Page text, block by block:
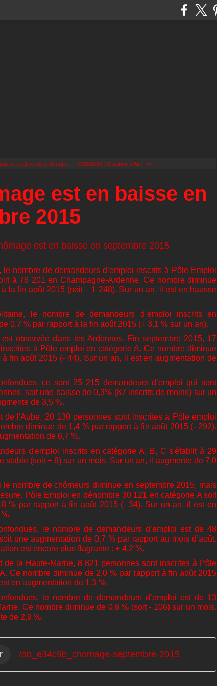
relative du chômage... 20151026 : Situation à Air... >>
est en baisse en
2015
le nombre de demandeurs d’emploi inscrits à Pôle Emploi
à 76 201 en Champagne-Ardenne. Ce nombre diminue
la fin août 2015 (soit – 1 248). Sur un an, il est en hausse
le nombre de demandeurs d’emploi inscrits en
0,7 % par rapport à la fin août 2015 (+ 3,1 % sur un an).
observée dans les Ardennes. Fin septembre 2015, 17
à Pôle emploi en catégorie A. Ce nombre diminue
fin août 2015 (- 44). Sur un an, il est en augmentation de
ce sont 25 215 demandeurs d’emploi qui sont
soit une baisse de 0,3% (87 inscrits de moins) sur un
de 3,5 %.
de l'Aube, 20 130 personnes sont inscrites à Pôle emploi
diminue de 1,4 % par rapport à fin août 2015 (- 292).
de 6,7 %.
d'emploi inscrits en catégorie A, B, C s'établit à 29
stable (soit + 8) sur un mois. Sur un an, il augmente de 7,0
le nombre de chômeurs diminue en septembre 2015, mais
Pôle Emploi en dénombre 30 121 en catégorie A soit
% par rapport à fin août 2015 (- 34). Sur un an, il est en
le nombre de demandeurs d’emploi est de 48
une augmentation de 0,7 % par rapport au mois d’août.
est encore plus flagrante : + 4,2 %.
de la Haute-Marne, 8 821 personnes sont inscrites à Pôle
Ce nombre diminue de 2,0 % par rapport à fin août 2015
en augmentation de 1,3 %.
le nombre de demandeurs d’emploi est de 13
Ce nombre diminue de 0,8 % (soit - 106) sur un mois.
de 2,9 %.
/ob_e34c9b_chomage-septembre-2015